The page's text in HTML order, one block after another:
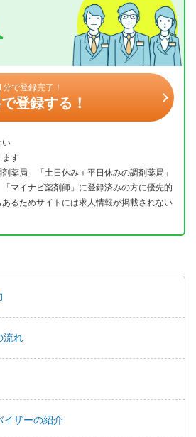
分で登録完了！
登録する！
い
ます
薬局」「土日休み＋平日休みの調剤薬局」
マイナビ薬剤師」に登録済みの方に優先的
るためサイトには求人情報が掲載されない
流れ
イザーの紹介